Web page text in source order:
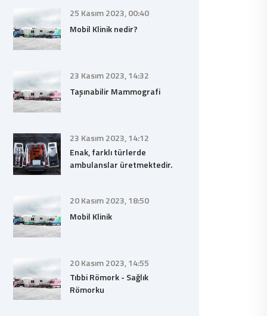
25 Kasım 2023, 00:40
Mobil Klinik nedir?
23 Kasım 2023, 14:32
Taşınabilir Mammografi
23 Kasım 2023, 14:12
Enak, farklı türlerde
ambulanslar üretmektedir.
20 Kasım 2023, 18:50
Mobil Klinik
20 Kasım 2023, 14:55
Tıbbi Römork - Sağlık
Römorku